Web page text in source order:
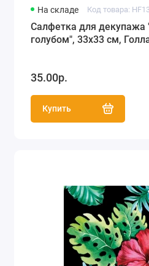
На складе Код товара:
Салфетка для декупажа
голубом", 33х33 см,
35.00р.
Купить